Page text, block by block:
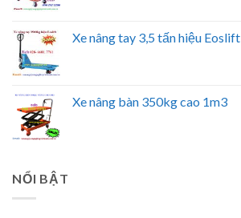
Xe nâng tay 3,5 tấn hiệu Eoslift
Xe nâng bàn 350kg cao 1m3
NỔI BẬT